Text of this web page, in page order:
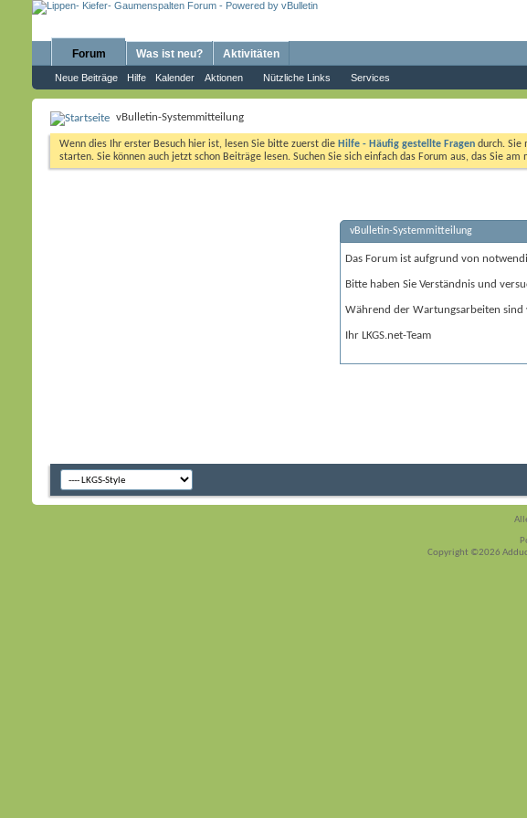
Forum
Neue Beiträge Hilfe Kalender Aktionen Nützliche Links Services
Was ist neu? Aktivitäten
vBulletin-Systemmitteilung
Wenn dies Ihr erster Besuch hier ist, lesen Sie bitte zuerst die Hilfe - Häufig gestellte Fragen durch. Sie
starten. Sie können auch jetzt schon Beiträge lesen. Suchen Sie sich einfach das Forum aus, das Sie
vBulletin-Systemmitteilung
Das Forum ist aufgrund von
Bitte haben Sie Verständnis und
Während der Wartungsarbeiten
Ihr LKGS.net-Team
Copyright ©2026